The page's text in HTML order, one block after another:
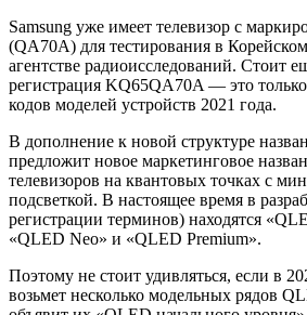
Samsung уже имеет телевизор с
(QA70A) для тестирования в
агентстве радиоисследований. Стоит
регистрация KQ65QA70A — это
кодов моделей устройств 2021 года.
В дополнение к новой структуре
предложит новое маркетинговое
телевизоров на квантовых точках с
подсветкой. В настоящее время в
регистрации терминов) находятся
«QLED Neo» и «QLED Premium».
Поэтому не стоит удивляться, если в
возьмет несколько модельных рядов